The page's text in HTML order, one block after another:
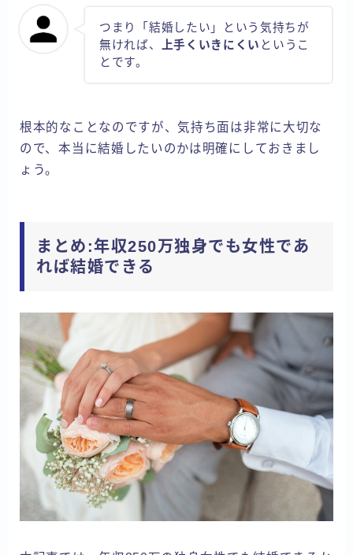
つまり「結婚したい」という気持ちが
無ければ、
上手くいきにくい というこ
とです。
根本的なことなのですが、気持ち面は非常に大切な
ので、本当に結婚したいのかは明確にしておきまし
ょう。
まとめ:年収250万独身でも女性であ
れば結婚できる